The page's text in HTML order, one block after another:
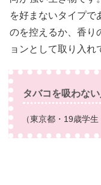
を好まないタイプで
のを控えるか、香り
ョンとして取り入れ
タバコを吸わな
（東京都・19歳学